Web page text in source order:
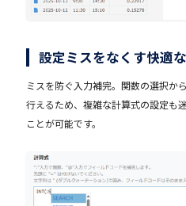
設定ミスをなくす快適
ミスを防ぐ入力補完。関数の選択か
行えるため、複雑な計算式の設定も
ことが可能です。